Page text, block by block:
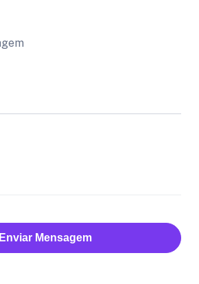
Enviar Mensagem